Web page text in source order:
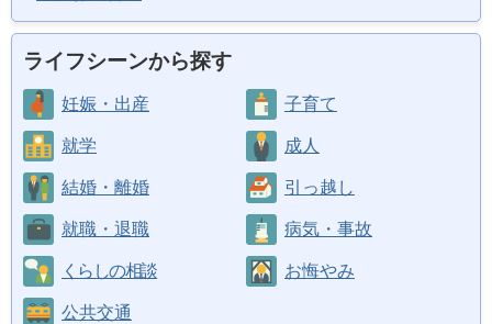
ライフシーンから探す
妊娠・出産 子育て
就学 成人
結婚・離婚 引っ越し
就職・退職 病気・事故
くらしの相談 お悔やみ
公共交通